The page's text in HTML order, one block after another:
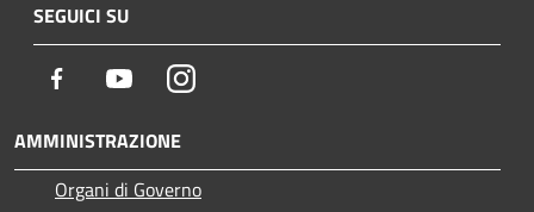
SEGUICI SU
Facebook YoutubeInstagram
AMMINISTRAZIONE
Organi di Governo